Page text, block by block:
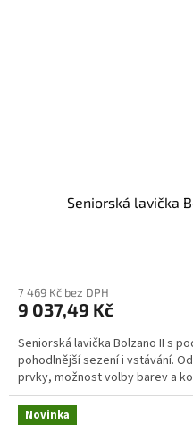
Seniorská lavička
7 469 Kč bez DPH
9 037,49 Kč
Seniorská lavička Bolzano II s
pohodlnější sezení i vstávání.
prvky, možnost volby barev a
Novinka